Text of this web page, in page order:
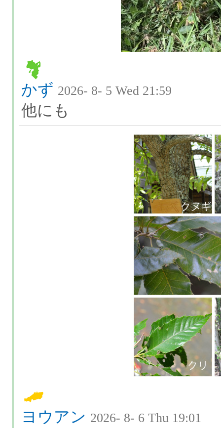
かず 2026- 8- 5 Wed 21:59
他にも
ヨウアン 2026- 8- 6 Thu 19:01